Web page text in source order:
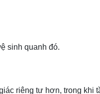
sinh quanh đó.
riêng tư hơn, trong khi